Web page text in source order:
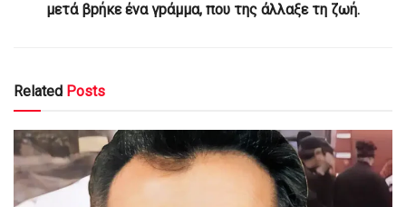
μετά βpήκε ένα γpάμμα, που της άλλαξε τη ζωή.
Related Posts